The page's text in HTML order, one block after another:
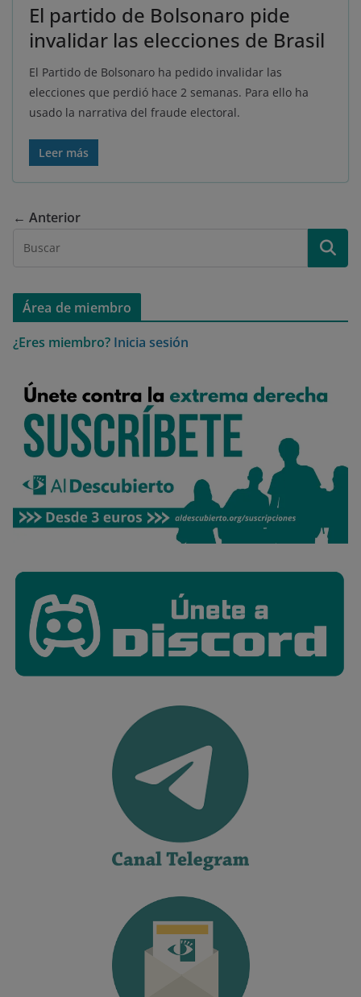
El partido de Bolsonaro pide
invalidar las elecciones de Brasil
El Partido de Bolsonaro ha pedido invalidar las
elecciones que perdió hace 2 semanas. Para ello ha
usado la narrativa del fraude electoral.
Leer más
← Anterior
Área de miembro
¿Eres miembro? Inicia sesión